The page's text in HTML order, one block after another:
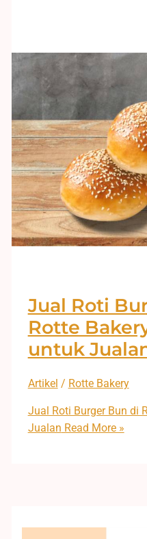
Jual Roti
Rotte
untuk
Artikel / Rotte Bakery
Jual Roti Burger Bun di
Jualan Read More »